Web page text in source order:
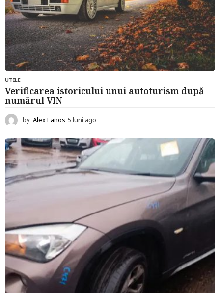
UTILE
Verificarea istoricului unui autoturism după
numărul VIN
by Alex Eanos 5 luni ago
u
n
a
g